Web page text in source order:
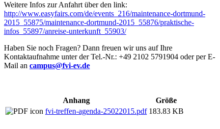
Weitere Infos zur Anfahrt über den link:
http://www.easyfairs.com/de/events_216/maintenance-dortmund-
2015_55875/maintenance-dortmund-2015_55876/praktische-
infos_55897/anreise-unterkunft_55903/
Haben Sie noch Fragen? Dann freuen wir uns auf Ihre
Kontaktaufnahme unter der Tel.-Nr.: +49 2102 5791904 oder per E-
Mail an campus@fvi-ev.de
Anhang
Größe
fvi-treffen-agenda-25022015.pdf 183.83 KB